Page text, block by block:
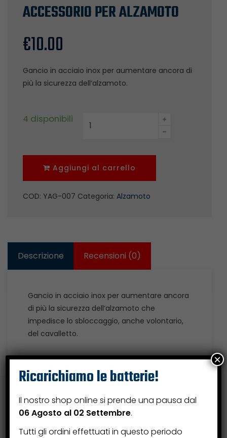
ACCESSORIO PER ALZAMOTO
€10.00
Gancio in acciaio inox per aumentare ancora di
più la sicurezza dell’alzamoto.
4 disponibili
PER
Aggiungi al carrello
COD: YAG-007 Categoria: Alzamoto
Descrizione Recensioni (0)
Gancio in acciaio inox per aumentare ancora
di più la sicurezza dell’alzamoto che
impedisce lo sbloccaggio, anche volontario,
del cavalletto.
Prodotti correlati
Ricarichiamo le batterie!
Il nostro shop online si prende una pausa dal
06 Agosto al 02 Settembre.
Tutti gli ordini effettuati in questo periodo
×